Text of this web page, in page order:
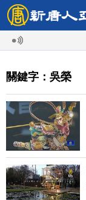
關鍵字：吳榮